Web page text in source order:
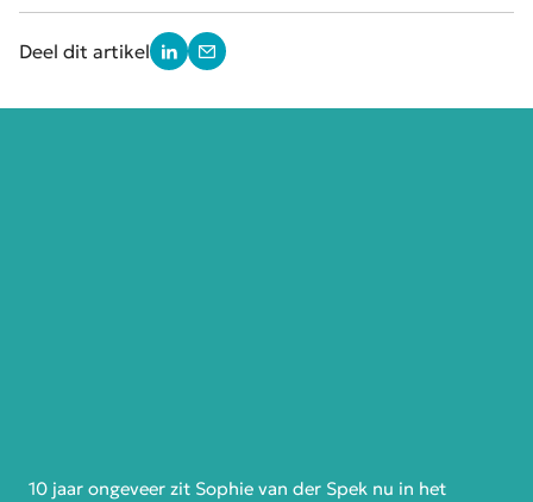
Deel dit artikel
10 jaar ongeveer zit Sophie van der Spek nu in het